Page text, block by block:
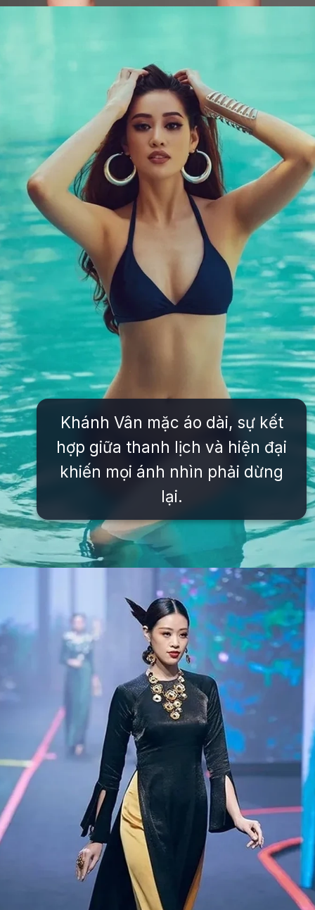
Khánh Vân mặc áo dài, sự kết
hợp giữa thanh lịch và hiện đại
khiến mọi ánh nhìn phải dừng
lại.
https://issiloo.edu.vn/khanh-van